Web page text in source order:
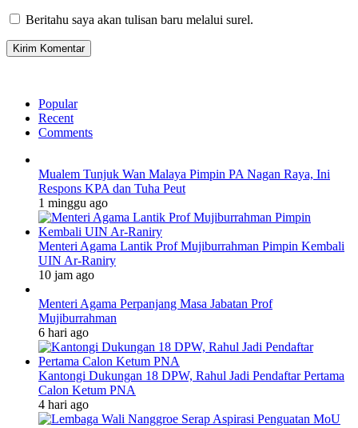
Beritahu saya akan tulisan baru melalui surel.
Popular
Recent
Comments
Mualem Tunjuk Wan Malaya Pimpin PA Nagan Raya, Ini
Respons KPA dan Tuha Peut
1 minggu ago
Menteri Agama Lantik Prof Mujiburrahman Pimpin Kembali
UIN Ar-Raniry
10 jam ago
Menteri Agama Perpanjang Masa Jabatan Prof
Mujiburrahman
6 hari ago
Kantongi Dukungan 18 DPW, Rahul Jadi Pendaftar Pertama
Calon Ketum PNA
4 hari ago